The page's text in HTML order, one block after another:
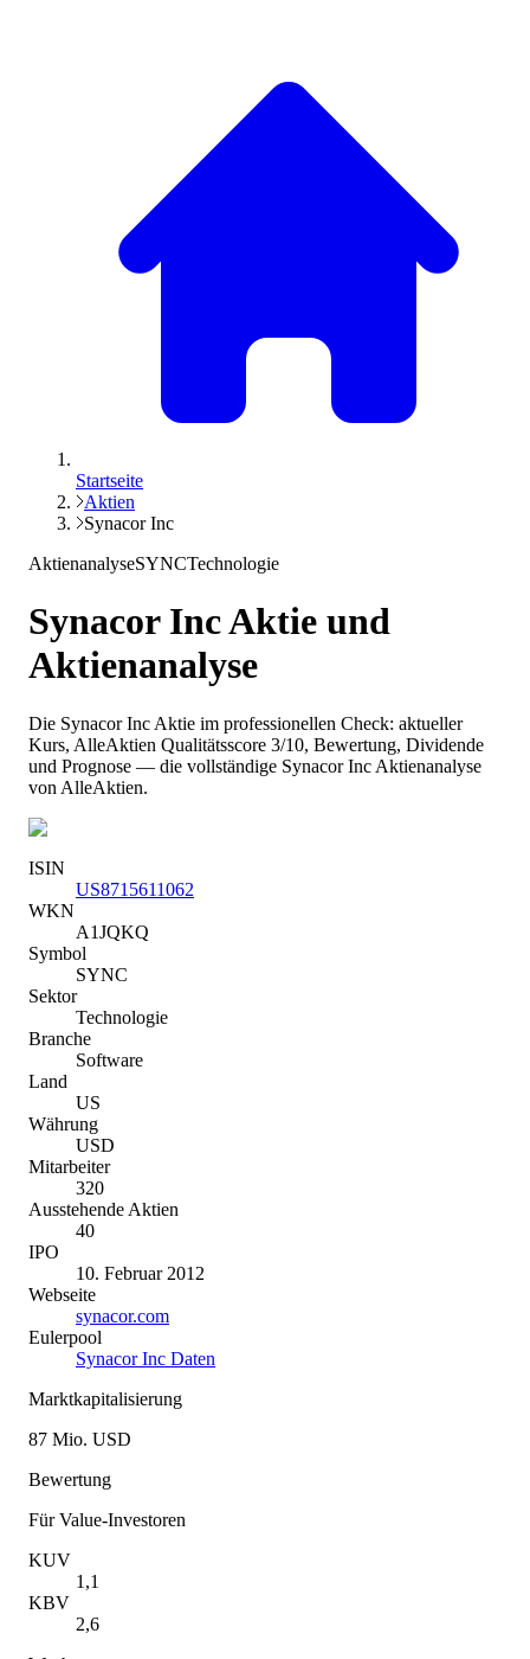
Startseite
Aktien
Synacor Inc
AktienanalyseSYNCTechnologie
Synacor IncAktie und
Aktienanalyse
Die Synacor Inc Aktie im professionellen Check: aktueller
Kurs, AlleAktien Qualitätsscore 3/10, Bewertung, Dividende
und Prognose — die vollständige Synacor Inc Aktienanalyse
von AlleAktien.
ISIN
US8715611062
WKN
A1JQKQ
Symbol
SYNC
Sektor
Technologie
Branche
Software
Land
US
Währung
USD
Mitarbeiter
320
Ausstehende Aktien
40
IPO
10. Februar 2012
Webseite
synacor.com
Eulerpool
Synacor Inc Daten
Marktkapitalisierung
87 Mio. USD
Bewertung
Für Value-Investoren
KUV
1,1
KBV
2,6